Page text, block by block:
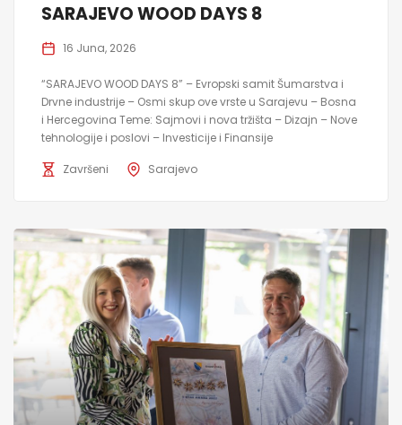
SARAJEVO WOOD DAYS 8
16 Juna, 2026
“SARAJEVO WOOD DAYS 8” – Evropski samit Šumarstva i
Drvne industrije – Osmi skup ove vrste u Sarajevu – Bosna
i Hercegovina Teme: Sajmovi i nova tržišta – Dizajn – Nove
tehnologije i poslovi – Investicije i Finansije
Završeni Sarajevo